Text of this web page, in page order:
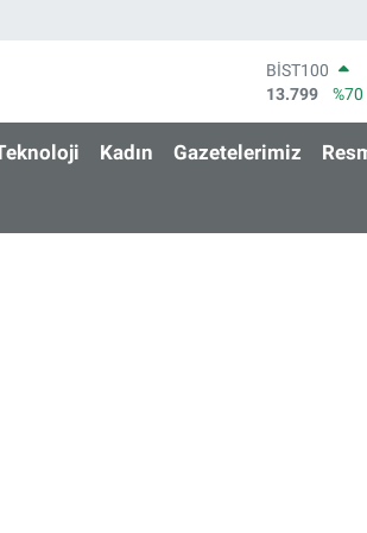
BITCOIN
64.225,61
47,6704
EURO
64,2143
%0
Kadın Gazetelerimiz